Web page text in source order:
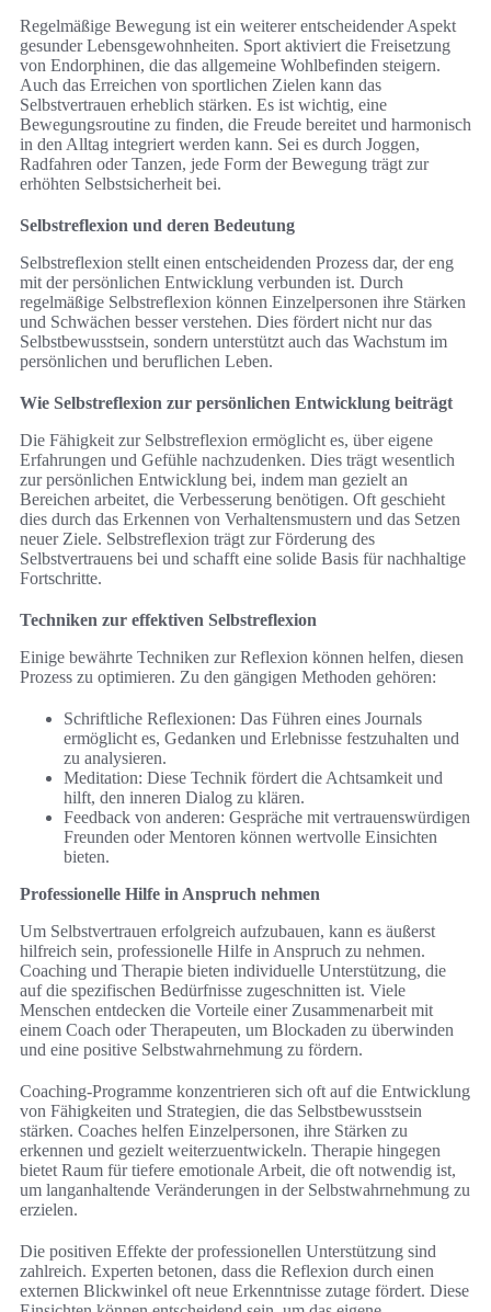
Regelmäßige Bewegung ist ein weiterer entscheidender Aspekt
gesunder Lebensgewohnheiten. Sport aktiviert die Freisetzung
von Endorphinen, die das allgemeine Wohlbefinden steigern.
Auch das Erreichen von sportlichen Zielen kann das
Selbstvertrauen erheblich stärken. Es ist wichtig, eine
Bewegungsroutine zu finden, die Freude bereitet und harmonisch
in den Alltag integriert werden kann. Sei es durch Joggen,
Radfahren oder Tanzen, jede Form der Bewegung trägt zur
erhöhten Selbstsicherheit bei.
Selbstreflexion und deren Bedeutung
Selbstreflexion stellt einen entscheidenden Prozess dar, der eng
mit der persönlichen Entwicklung verbunden ist. Durch
regelmäßige Selbstreflexion können Einzelpersonen ihre Stärken
und Schwächen besser verstehen. Dies fördert nicht nur das
Selbstbewusstsein, sondern unterstützt auch das Wachstum im
persönlichen und beruflichen Leben.
Wie Selbstreflexion zur persönlichen Entwicklung beiträgt
Die Fähigkeit zur Selbstreflexion ermöglicht es, über eigene
Erfahrungen und Gefühle nachzudenken. Dies trägt wesentlich
zur persönlichen Entwicklung bei, indem man gezielt an
Bereichen arbeitet, die Verbesserung benötigen. Oft geschieht
dies durch das Erkennen von Verhaltensmustern und das Setzen
neuer Ziele. Selbstreflexion trägt zur Förderung des
Selbstvertrauens bei und schafft eine solide Basis für nachhaltige
Fortschritte.
Techniken zur effektiven Selbstreflexion
Einige bewährte Techniken zur Reflexion können helfen, diesen
Prozess zu optimieren. Zu den gängigen Methoden gehören:
Schriftliche Reflexionen: Das Führen eines Journals
ermöglicht es, Gedanken und Erlebnisse festzuhalten und
zu analysieren.
Meditation: Diese Technik fördert die Achtsamkeit und
hilft, den inneren Dialog zu klären.
Feedback von anderen: Gespräche mit vertrauenswürdigen
Freunden oder Mentoren können wertvolle Einsichten
bieten.
Professionelle Hilfe in Anspruch nehmen
Um Selbstvertrauen erfolgreich aufzubauen, kann es äußerst
hilfreich sein, professionelle Hilfe in Anspruch zu nehmen.
Coaching und Therapie bieten individuelle Unterstützung, die
auf die spezifischen Bedürfnisse zugeschnitten ist. Viele
Menschen entdecken die Vorteile einer Zusammenarbeit mit
einem Coach oder Therapeuten, um Blockaden zu überwinden
und eine positive Selbstwahrnehmung zu fördern.
Coaching-Programme konzentrieren sich oft auf die Entwicklung
von Fähigkeiten und Strategien, die das Selbstbewusstsein
stärken. Coaches helfen Einzelpersonen, ihre Stärken zu
erkennen und gezielt weiterzuentwickeln. Therapie hingegen
bietet Raum für tiefere emotionale Arbeit, die oft notwendig ist,
um langanhaltende Veränderungen in der Selbstwahrnehmung zu
erzielen.
Die positiven Effekte der professionellen Unterstützung sind
zahlreich. Experten betonen, dass die Reflexion durch einen
externen Blickwinkel oft neue Erkenntnisse zutage fördert. Diese